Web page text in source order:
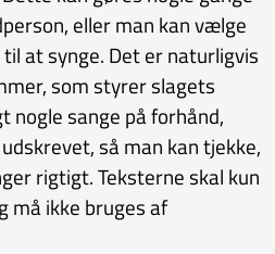
eller man kan vælge
at synge. Det er naturligvis
som styrer slagets
nogle sange på forhånd,
så man kan tjekke,
rigtigt. Teksterne skal kun
må ikke bruges af